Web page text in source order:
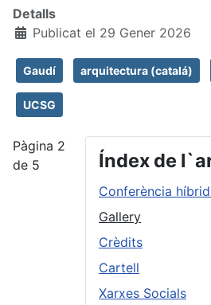
Detalls
Publicat el 29 Gener 2026
Gaudí arquitectura (catalá)
UCSG
Índex de
Conferència
Gallery
Crèdits
Cartell
Xarxes Socials
Pàgina 2
de 5